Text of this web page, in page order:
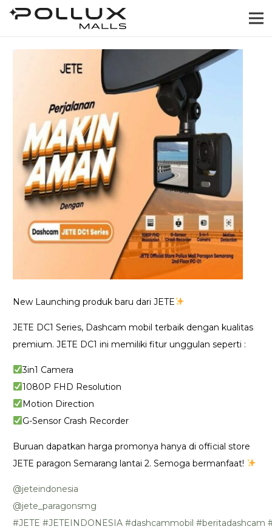
New Launching produk baru dari JETE
JETE DC1 Series, Dashcam mobil terbaik dengan kualitas
premium. JETE DC1 ini memiliki fitur unggulan seperti :
3in1 Camera
1080P FHD Resolution
Motion Direction
G-Sensor Crash Recorder
Buruan dapatkan harga promonya hanya di official store
JETE paragon Semarang lantai 2. Semoga bermanfaat!
@jeteindonesia
@jete_paragonsmg
#JETE #JETEINDONESIA #dashcammobil #beritadashcam